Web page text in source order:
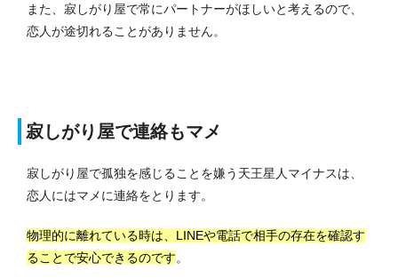
また、寂しがり屋で常にパートナーがほしいと考えるので、
恋人が途切れることがありません。
寂しがり屋で連絡もマメ
寂しがり屋で孤独を感じることを嫌う天王星人マイナスは、
恋人にはマメに連絡をとります。
物理的に離れている時は、LINEや電話で相手の存在を確認す
ることで安心できるのです。